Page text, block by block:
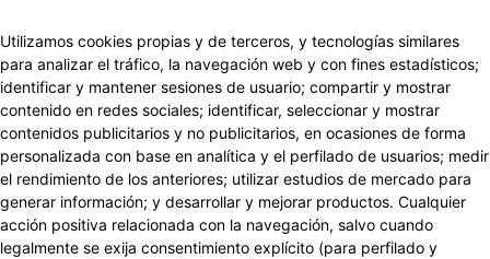
Utilizamos cookies propias y de terceros, y tecnologías similares
para analizar el tráfico, la navegación web y con fines estadísticos;
identificar y mantener sesiones de usuario; compartir y mostrar
contenido en redes sociales; identificar, seleccionar y mostrar
contenidos publicitarios y no publicitarios, en ocasiones de forma
personalizada con base en analítica y el perfilado de usuarios; medir
el rendimiento de los anteriores; utilizar estudios de mercado para
generar información; y desarrollar y mejorar productos. Cualquier
acción positiva relacionada con la navegación, salvo cuando
legalmente se exija consentimiento explícito (para perfilado y